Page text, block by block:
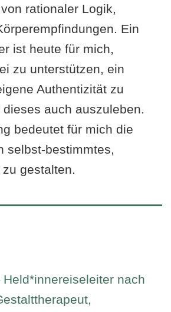
rationaler Logik,
Ein
ist heute für mich,
zu unterstützen, ein
Authentizität zu
auch auszuleben.
bedeutet für mich die
selbst-bestimmtes,
gestalten.
Held*innereiseleiter nach